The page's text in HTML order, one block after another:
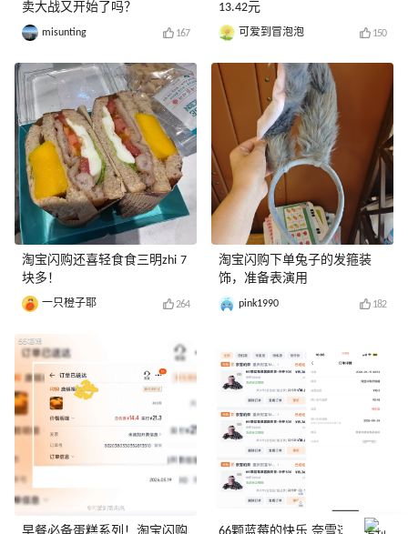
卖大战又开始了吗？
misunting 167
淘宝闪购还喜轻食食三明zhi 7
块多！
一只橙子耶 264
13.42元
可爱到冒泡泡 150
淘宝闪购下单兔子的发箍装
饰，准备表演用
pink1990 182